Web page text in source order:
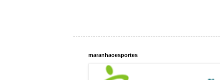
maranhaoesportes